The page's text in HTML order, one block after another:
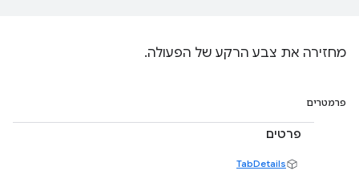
מחזירה את צבע הרקע של הפעולה.
פרמטרים
פרטים
TabDetails